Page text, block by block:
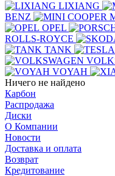
LIXIANG
BENZ
OPEL
ROLLS-ROYCE
TANK
VOYAH
Ничего не найдено
Карбон
Распродажа
Диски
О Компании
Новости
Доставка и оплата
Возврат
Кредитование